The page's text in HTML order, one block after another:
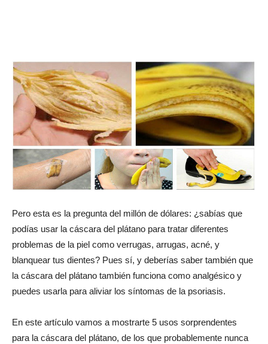
Pero esta es la pregunta del millón de dólares: ¿sabías que
podías usar la cáscara del plátano para tratar diferentes
problemas de la piel como verrugas, arrugas, acné, y
blanquear tus dientes? Pues sí, y deberías saber también que
la cáscara del plátano también funciona como analgésico y
puedes usarla para aliviar los síntomas de la psoriasis.
En este artículo vamos a mostrarte 5 usos sorprendentes
para la cáscara del plátano, de los que probablemente nunca